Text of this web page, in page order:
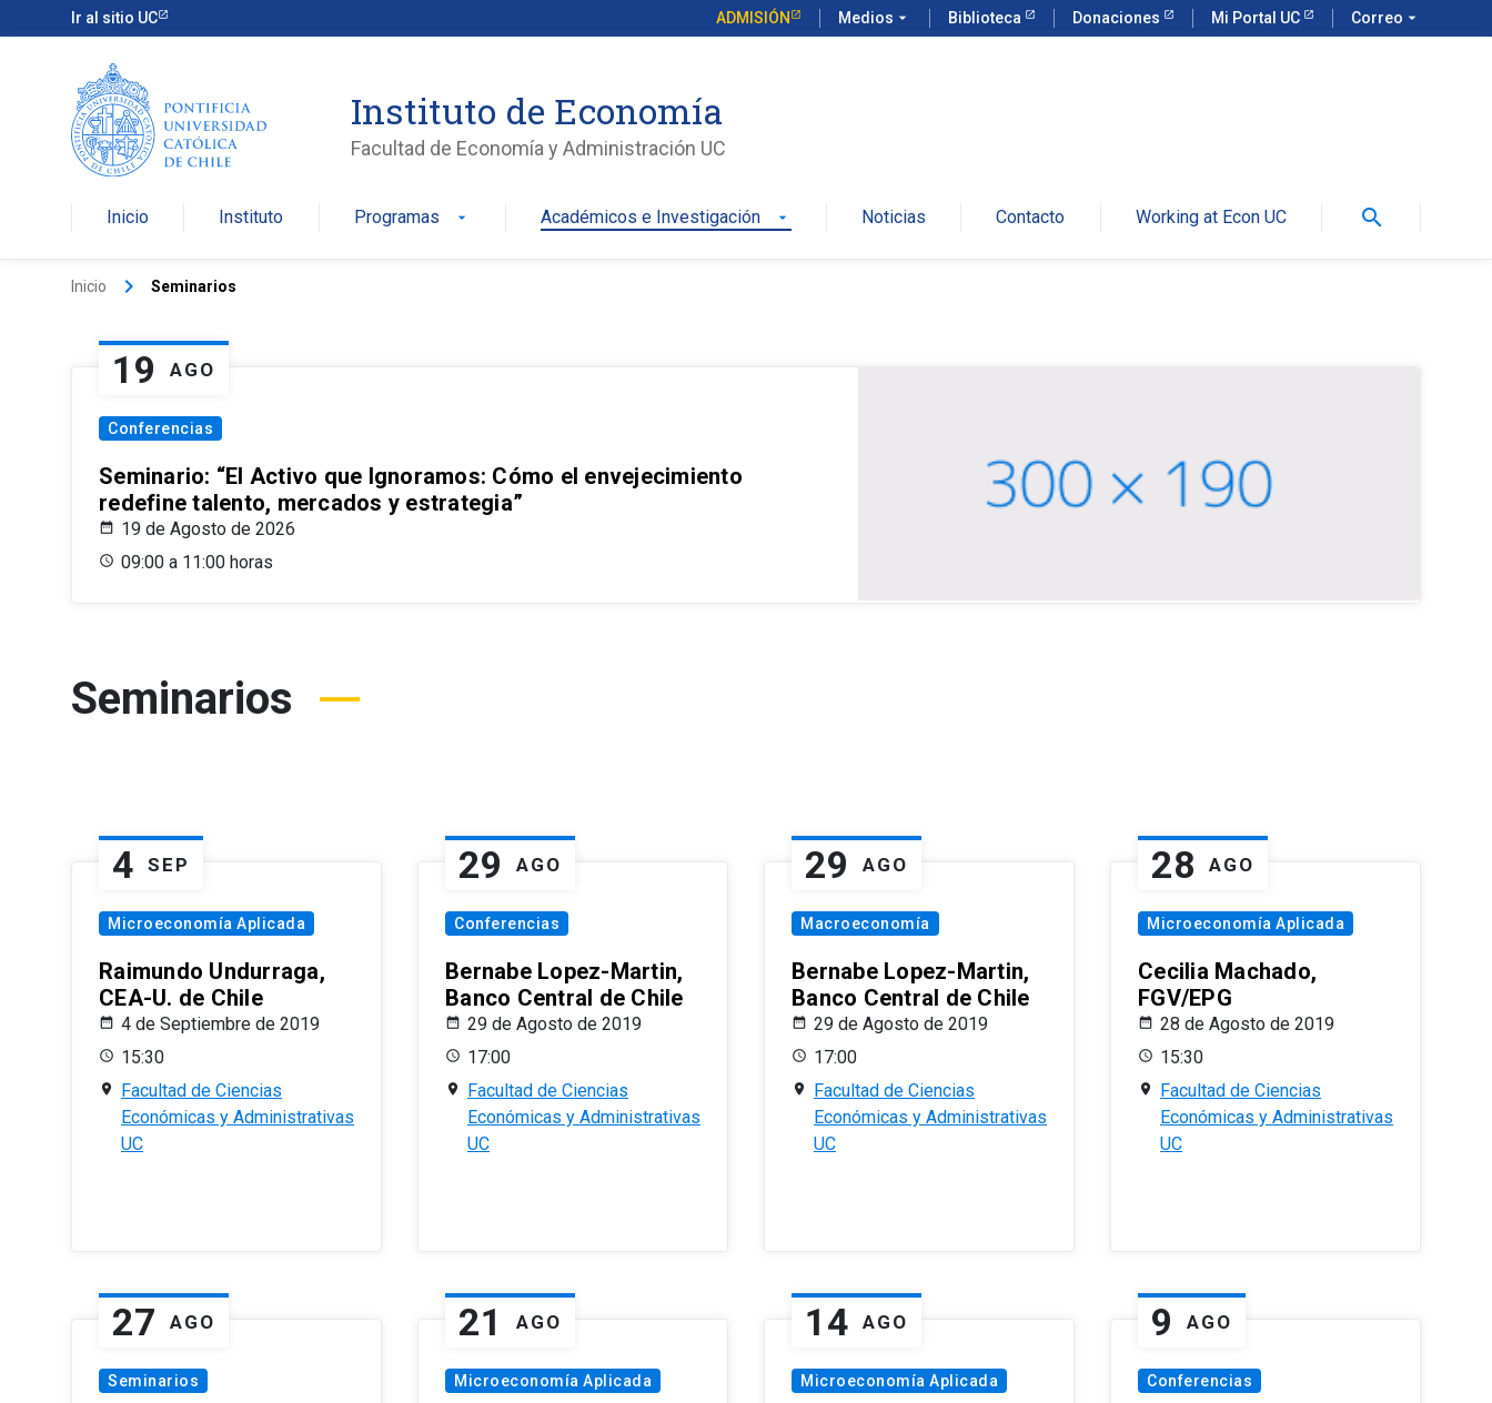
Ir al sitio UC ADMISIÓN Medios arrow_drop_down Biblioteca Donaciones Mi Portal UC Correo arrow_drop_down
Instituto de Economía
Facultad de Economía y Administración UC
Inicio Instituto Programas arrow_drop_down Académicos e Investigación arrow_drop_down Noticias Contacto Working at Econ UC search
Inicio keyboard_arrow_right Seminarios
19 AGO
Conferencias
Seminario: “El Activo que Ignoramos: Cómo el envejecimiento
redefine talento, mercados y estrategia”
19 de Agosto de 2026
09:00 a 11:00 horas
Seminarios
4 SEP
Microeconomía Aplicada
Raimundo Undurraga,
CEA-U. de Chile
4 de Septiembre de 2019
15:30
Facultad de Ciencias
Económicas y Administrativas
UC
29 AGO
Conferencias
Bernabe Lopez-Martin,
Banco Central de Chile
29 de Agosto de 2019
17:00
Facultad de Ciencias
Económicas y Administrativas
UC
29 AGO
Macroeconomía
Bernabe Lopez-Martin,
Banco Central de Chile
29 de Agosto de 2019
17:00
Facultad de Ciencias
Económicas y Administrativas
UC
28 AGO
Microeconomía Aplicada
Cecilia Machado,
FGV/EPG
28 de Agosto de 2019
15:30
Facultad de Ciencias
Económicas y Administrativas
UC
27 AGO
Seminarios
21 AGO
Microeconomía Aplicada
14 AGO
Microeconomía Aplicada
9 AGO
Conferencias